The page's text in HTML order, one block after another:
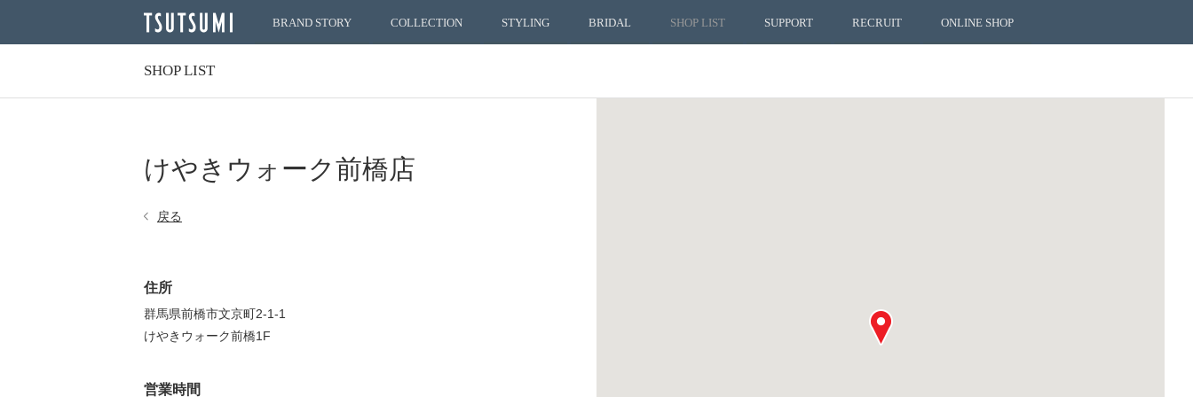
BRAND STORY COLLECTION STYLING BRIDAL SHOP LIST SUPPORT RECRUIT ONLINE SHOP
SHOP LIST
けやきウォーク前橋店
戻る
住所
群馬県前橋市文京町2-1-1
けやきウォーク前橋1F
営業時間